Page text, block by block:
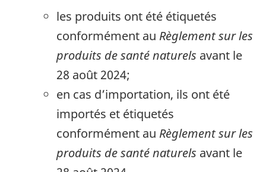
les produits ont été étiquetés
conformément au Règlement sur les
produits de santé naturels avant le
28 août 2024;
en cas d’importation, ils ont été
importés et étiquetés
conformément au Règlement sur les
produits de santé naturels avant le